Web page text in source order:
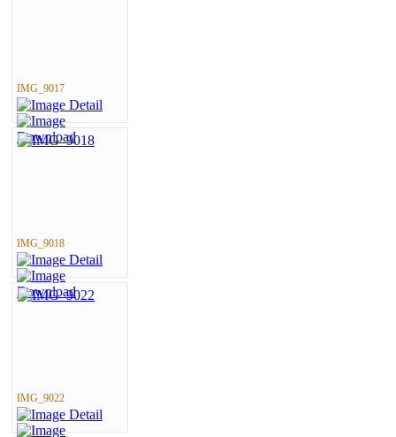
IMG_9017
IMG_9018
IMG_9022